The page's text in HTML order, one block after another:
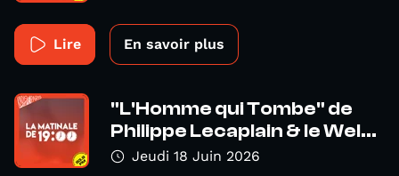
Lire En savoir plus
"L'Homme qui Tombe" de
Philippe Lecaplain & le Wel...
Jeudi 18 Juin 2026